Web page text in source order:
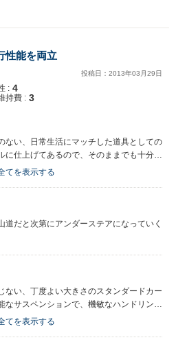
性能を両立
投稿日： 2013年03 月29日
: 4
持費 : 3
ない、日常生活にマッチした道具としての
仕上げてあるので、そのままでも十分な
てを表示する
だと次第にアンダーステアになっていく
ない、丁度よい大きさのスタンダードカー
サスペンションで、機敏なハンドリング
てを表示する